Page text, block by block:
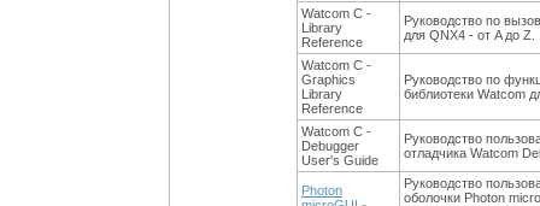
Watcom C -
Library
Reference
Руководство по
для QNX4 - от A до Z.
Watcom C -
Graphics
Library
Reference
Руководство по
библиотеки Watcom
Watcom C -
Debugger
User's Guide
Руководство
отладчика Watcom
Photon
Руководство
оболочки Photon